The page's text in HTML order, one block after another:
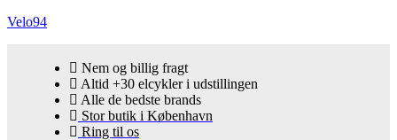
Velo94
Nem og billig fragt
Altid +30 elcykler i udstillingen
Alle de bedste brands
Stor butik i København
Ring til os